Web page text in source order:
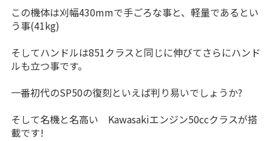
この機体は刈幅430mmで手ごろな事と、軽量であるとい
う事(41kg)
そしてハンドルは851クラスと同じに伸びてさらにハンド
ルも立つ事です。
一番初代のSP50の復刻といえば判り易いでしょうか?
そして名機と名高い Kawasakiエンジン50ccクラスが搭
載です!